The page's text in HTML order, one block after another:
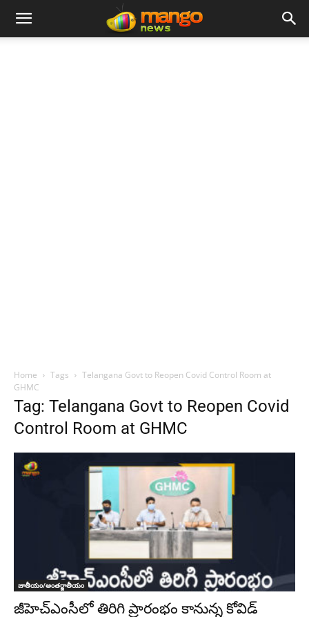
Home Tags
Telangana Govt to Reopen Covid Control Room at
GHMC
Tag: Telangana Govt to Reopen Covid
Control Room at GHMC
జాతీయం/అంతర్జాతీయం
జీహెచ్ఎంసీలో తిరిగి ప్రారంభం కానున్న కోవిడ్